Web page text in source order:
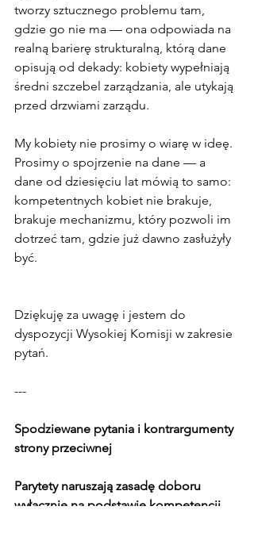
tworzy sztucznego problemu tam,
gdzie go nie ma — ona odpowiada na
realną barierę strukturalną, którą dane
opisują od dekady: kobiety wypełniają
średni szczebel zarządzania, ale utykają
przed drzwiami zarządu.
My kobiety nie prosimy o wiarę w ideę.
Prosimy o spojrzenie na dane — a
dane od dziesięciu lat mówią to samo:
kompetentnych kobiet nie brakuje,
brakuje mechanizmu, który pozwoli im
dotrzeć tam, gdzie już dawno zasłużyły
być.
Dziękuję za uwagę i jestem do
dyspozycji Wysokiej Komisji w zakresie
pytań.
---
Spodziewane pytania i kontrargumenty
strony przeciwnej
Parytety naruszają zasadę doboru
wyłącznie na podstawie kompetencji